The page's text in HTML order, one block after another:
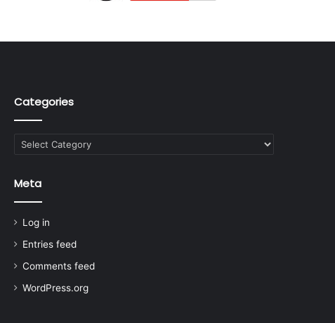
Categories
Categories
Meta
Log in
Entries feed
Comments feed
WordPress.org